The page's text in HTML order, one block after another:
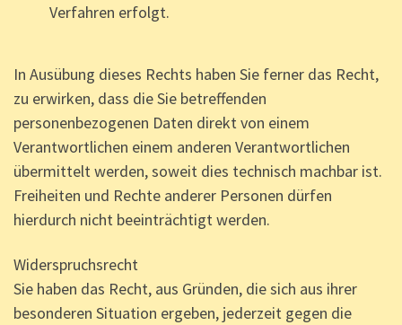
Verfahren erfolgt.
In Ausübung dieses Rechts haben Sie ferner das Recht,
zu erwirken, dass die Sie betreffenden
personenbezogenen Daten direkt von einem
Verantwortlichen einem anderen Verantwortlichen
übermittelt werden, soweit dies technisch machbar ist.
Freiheiten und Rechte anderer Personen dürfen
hierdurch nicht beeinträchtigt werden.
Widerspruchsrecht
Sie haben das Recht, aus Gründen, die sich aus ihrer
besonderen Situation ergeben, jederzeit gegen die